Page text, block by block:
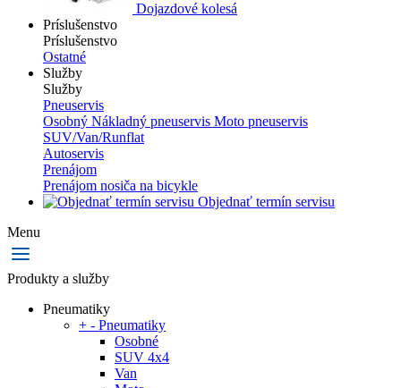
Dojazdové kolesá
Príslušenstvo
Príslušenstvo
Ostatné
Služby
Služby
Pneuservis
Osobný Nákladný pneuservis Moto pneuservis
SUV/Van/Runflat
Autoservis
Prenájom
Prenájom nosiča na bicykle
Objednať termín servisu
Menu
Produkty a služby
Pneumatiky
+ - Pneumatiky
Osobné
SUV 4x4
Van